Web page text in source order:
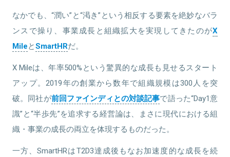
なかでも、“潤い”と“渇き”という相反する要素を絶妙なバラ
ンスで操り、事業成長と組織拡大を実現してきたのがX
MileとSmartHRだ。
X Mileは、年率500%という驚異的な成長も見せるスタート
アップ。2019年の創業から数年で組織規模は300人を突
破。同社が前回ファインディとの対談記事で語った“Day1意
識”と“半歩先”を追求する経営論は、まさに現代における組
織・事業の成長の両立を体現するものだった。
一方、SmartHRはT2D3達成後もなお加速度的な成長を続